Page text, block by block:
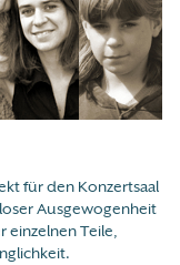
für den Konzertsaal
Ausgewogenheit
einzelnen Teile,